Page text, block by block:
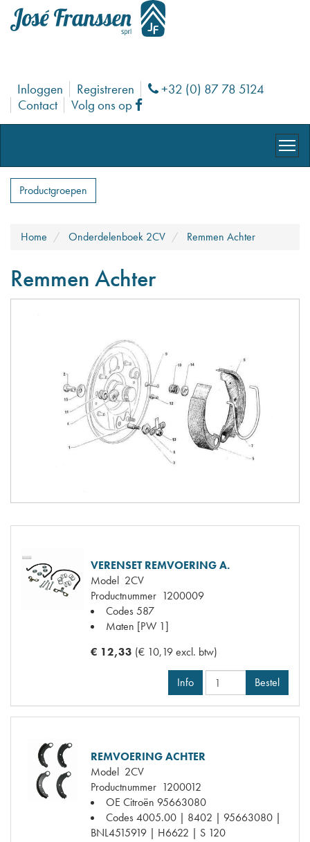
Inloggen Registreren Phone
+32 (0) 87 78 5124
Contact
Volg ons op Facebook
Productgroepen
Home Onderdelenboek 2CV Remmen Achter
Remmen Achter
VERENSET REMVOERING A.
Model 2CV
Productnummer 1200009
Codes587
Maten [PW 1]
€ 12,33 (€ 10,19 excl. btw)
Info Bestel
REMVOERING ACHTER
Model 2CV
Productnummer 1200012
OE Citroën 95663080
Codes4005.00 | 8402 | 95663080 |
BNL4515919 | H6622 | S 120